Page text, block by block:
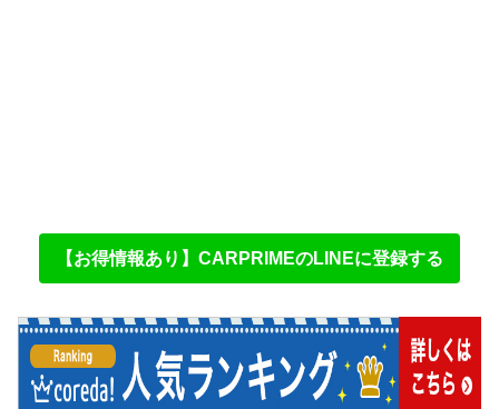
【お得情報あり】CARPRIMEのLINEに登録する